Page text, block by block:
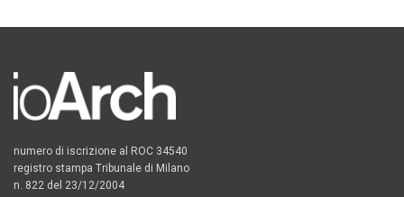
numero di iscrizione al ROC 34540
registro stampa Tribunale di Milano
n. 822 del 23/12/2004